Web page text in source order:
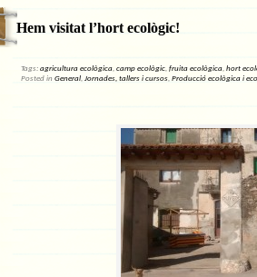
Hem visitat l’hort ecològic!
Tags: agricultura ecològica camp ecològic fruita ecològica hort
Posted in General Jornades, tallers i cursos Producció ecològica i